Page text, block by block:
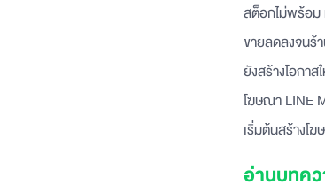
สต็อกไม่พร้อม
ขายลดลงจนร้
ยังสร้างโอกา
โฆษณา LINE
เริ่มต้นสร้างโ
อ่านบทคว